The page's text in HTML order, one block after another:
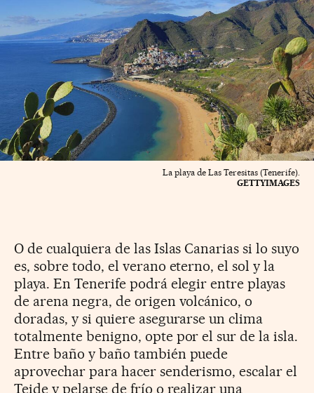
La playa de Las Teresitas (Tenerife).
GETTYIMAGES
O de cualquiera de las Islas Canarias si lo suyo
es, sobre todo, el verano eterno, el sol y la
playa. En Tenerife podrá elegir entre playas
de arena negra, de origen volcánico, o
doradas, y si quiere asegurarse un clima
totalmente benigno, opte por el sur de la isla.
Entre baño y baño también puede
aprovechar para hacer senderismo, escalar el
Teide y pelarse de frío o realizar una